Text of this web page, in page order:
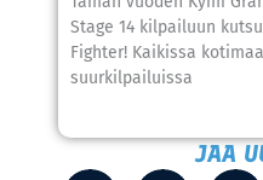
Stage 14 kilpailuun
Fighter! Kaikissa
suurkilpailuissa
JAA